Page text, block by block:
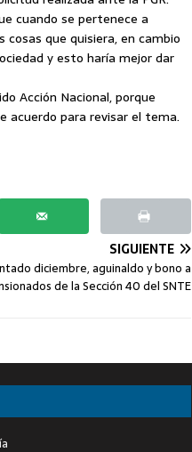
cuando se pertenece a
que quisiera, en cambio
y esto haría mejor dar
Acción Nacional, porque
acuerdo para revisar el tema.
SIGUIENTE
diciembre, aguinaldo y bono a
de la Sección 40 del SNTE